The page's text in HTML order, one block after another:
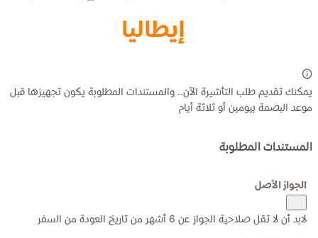
إيطاليا
يمكنك تقديم طلب التأشيرة الآن.. والمستندات المطلوبة يكون تجهيزها قبل
موعد البصمة بيومين أو ثلاثة أيام
المستندات المطلوبة
الجواز الأصل
لابد أن لا تقل صلاحية الجواز عن 6 أشهر من تاريخ العودة من السفر